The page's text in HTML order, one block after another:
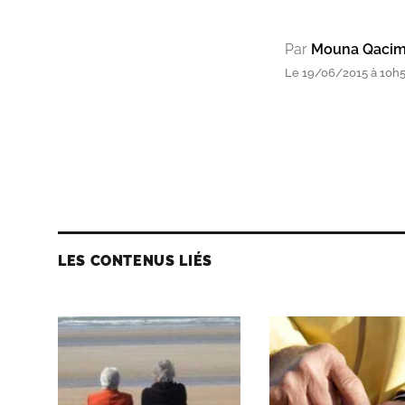
Par Mouna
Le 19/06/2015 à
LES CONTENUS LIÉS